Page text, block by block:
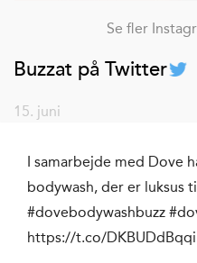
Se fler
Buzzat på Twitter
15. juni
I samarbejde med Dove
bodywash, der er luksus
#dovebodywashbuzz
https://t.co/DKBUDdBqqi